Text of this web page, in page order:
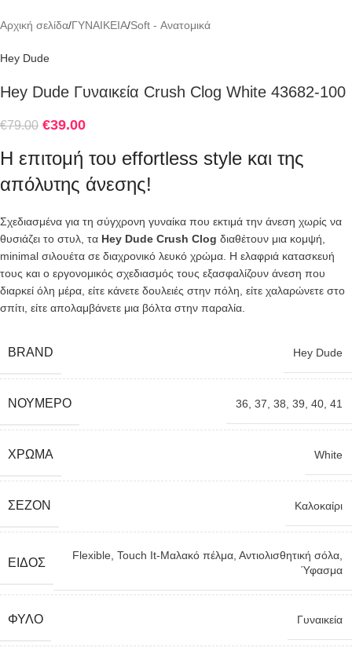
Αρχική σελίδα/ΓΥΝΑΙΚΕΙΑ/Soft - Ανατομικά
Hey Dude
Hey Dude Γυναικεία Crush Clog White 43682-100
€79.00 €39.00
Η επιτομή του effortless style και της
απόλυτης άνεσης!
Σχεδιασμένα για τη σύγχρονη γυναίκα που εκτιμά την άνεση χωρίς να
θυσιάζει το στυλ, τα Hey Dude Crush Clog διαθέτουν μια κομψή,
minimal σιλουέτα σε διαχρονικό λευκό χρώμα. Η ελαφριά κατασκευή
τους και ο εργονομικός σχεδιασμός τους εξασφαλίζουν άνεση που
διαρκεί όλη μέρα, είτε κάνετε δουλειές στην πόλη, είτε χαλαρώνετε στο
σπίτι, είτε απολαμβάνετε μια βόλτα στην παραλία.
BRAND Hey Dude
ΝΟΎΜΕΡΟ 36, 37, 38, 39, 40, 41
ΧΡΏΜΑ White
ΣΕΖΌΝ Καλοκαίρι
ΕΊΔΟΣ
Flexible, Touch It-Μαλακό πέλμα, Αντιολισθητική σόλα,
Ύφασμα
ΦΎΛΟ Γυναικεία